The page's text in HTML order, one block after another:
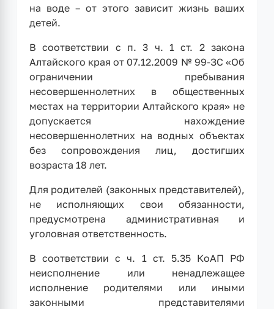
на воде – от этого зависит жизнь ваших
детей.
В соответствии с п. 3 ч. 1 ст. 2 закона
Алтайского края от 07.12.2009 № 99-ЗС «Об
ограничении пребывания
несовершеннолетних в общественных
местах на территории Алтайского края» не
допускается нахождение
несовершеннолетних на водных объектах
без сопровождения лиц, достигших
возраста 18 лет.
Для родителей (законных представителей),
не исполняющих свои обязанности,
предусмотрена административная и
уголовная ответственность.
В соответствии с ч. 1 ст. 5.35 КоАП РФ
неисполнение или ненадлежащее
исполнение родителями или иными
законными представителями